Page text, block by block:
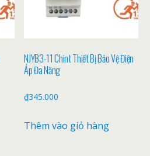
NJYB3-11 Chint Thiết Bị Bảo Vệ Điện
Áp Đa Năng
₫345.000
Thêm vào giỏ hàng